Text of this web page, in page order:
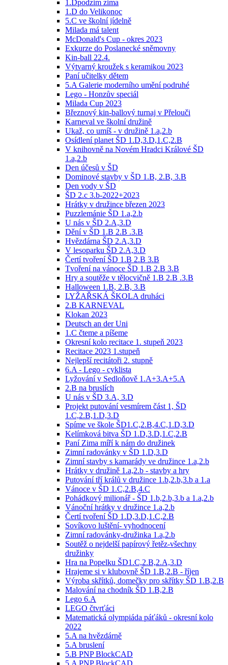
1.Dpodzim zima
1.D do Velikonoc
5.C ve školní jídelně
Milada má talent
McDonald's Cup - okres 2023
Exkurze do Poslanecké sněmovny
Kin-ball 22.4.
Výtvarný kroužek s keramikou 2023
Paní učitelky dětem
5.A Galerie moderního umění podruhé
Lego - Honzův speciál
Milada Cup 2023
Březnový kin-ballový turnaj v Přelouči
Karneval ve školní družině
Ukaž, co umíš - v družině 1.a,2.b
Osídlení planet ŠD 1.D,3.D,1.C,2.B
V knihovně na Novém Hradci Králové ŠD
1.a,2.b
Den účesů v ŠD
Dominové stavby v ŠD 1.B, 2.B, 3.B
Den vody v ŠD
ŠD 2.c 3.b-2022+2023
Hrátky v družince březen 2023
Puzzlemánie ŠD 1.a,2.b
U nás v ŠD 2.A,3.D
Dění v ŠD 1.B 2.B .3.B
Hvězdárna ŠD 2.A,3.D
V lesoparku ŠD 2.A,3.D
Čertí tvoření ŠD 1.B 2.B 3.B
Tvoření na vánoce ŠD 1.B 2.B 3.B
Hry a soutěže v tělocvičně 1.B 2.B .3.B
Halloween 1.B, 2.B, 3.B
LYŽAŘSKÁ ŠKOLA druháci
2.B KARNEVAL
Klokan 2023
Deutsch an der Uni
1.C čteme a píšeme
Okresní kolo recitace 1. stupeň 2023
Recitace 2023 1.stupeň
Nejlepší recitátoři 2. stupně
6.A - Lego - cyklista
Lyžování v Sedloňově 1.A+3.A+5.A
2.B na bruslích
U nás v ŠD 3.A, 3.D
Projekt putování vesmírem část 1, ŠD
1.C,2.B,1.D,3.D
Spíme ve škole ŠD1.C,2.B,4.C,1.D,3.D
Kelímková bitva ŠD 1.D,3.D,1.C,2.B
Paní Zima míří k nám do družinek
Zimní radovánky v ŠD 1.D,3.D
Zimní stavby s kamarády ve družince 1.a,2.b
Hrátky v družině 1.a,2.b - stavby a hry
Putování tří králů v družince 1.b,2.b,3.b a 1.a
Vánoce v ŠD 1.C,2.B,4.C
Pohádkový milionář - ŠD 1.b,2.b,3.b a 1.a,2.b
Vánoční hrátky v družince 1.a,2.b
Čertí tvoření ŠD 1.D,3.D,1.C,2.B
Sovíkovo luštění- vyhodnocení
Zimní radovánky-družinka 1.a,2.b
Soutěž o nejdelší papírový řetěz-všechny
družinky
Hra na Popelku ŠD1.C,2.B,2.A,3.D
Hrajeme si v klubovně ŠD 1.B,2.B - říjen
Výroba skřítků, domečky pro skřítky ŠD 1.B,2.B
Malování na chodník ŠD 1.B,2.B
Lego 6.A
LEGO čtvrťáci
Matematická olympiáda páťáků - okresní kolo
2022
5.A na hvězdárně
5.A bruslení
5.B PNP BlockCAD